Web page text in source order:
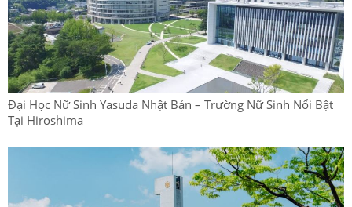
Đại Học Nữ Sinh Yasuda Nhật Bản – Trường Nữ Sinh Nổi Bật
Tại Hiroshima